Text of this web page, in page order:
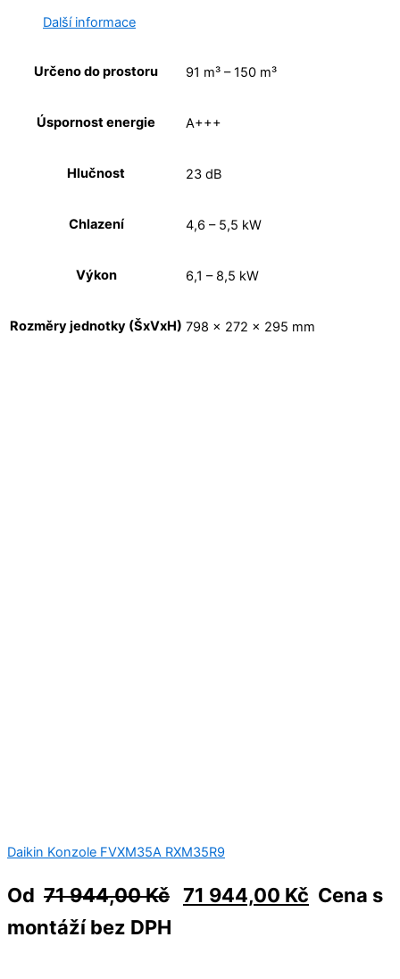
Další informace
Určeno do prostoru 91 m³ – 150 m³
Úspornost energie A+++
Hlučnost 23 dB
Chlazení 4,6 – 5,5 kW
Výkon 6,1 – 8,5 kW
Rozměry jednotky (ŠxVxH) 798 x 272 x 295 mm
Daikin Konzole FVXM35А RXM35R9
Od 71 944,00Kč 71 944,00 Kč Cena s
montáží bez DPH